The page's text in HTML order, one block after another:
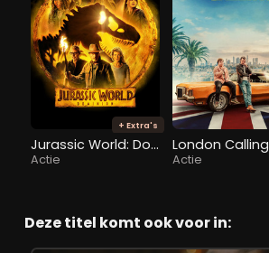
+ Extra's
Jurassic World: Dominion
Actie
London Calling
Actie
Deze titel komt ook voor in: